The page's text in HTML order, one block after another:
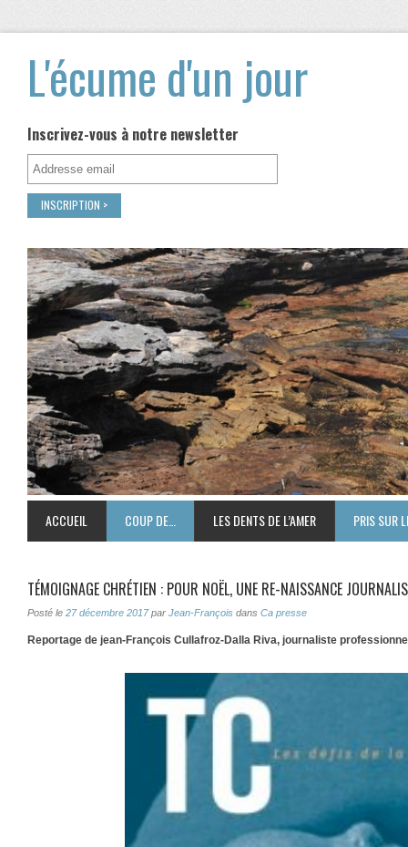
L'écume d'un jour
Inscrivez-vous à notre newsletter
ACCUEIL COUP DE… LES DENTS DE L’AMER PRIS SUR
TÉMOIGNAGE CHRÉTIEN : POUR NOËL, UNE RE-NAISSANCE
Posté le 27 décembre 2017 par Jean-François dans Ca presse
Reportage de jean-François Cullafroz-Dalla Riva, journaliste